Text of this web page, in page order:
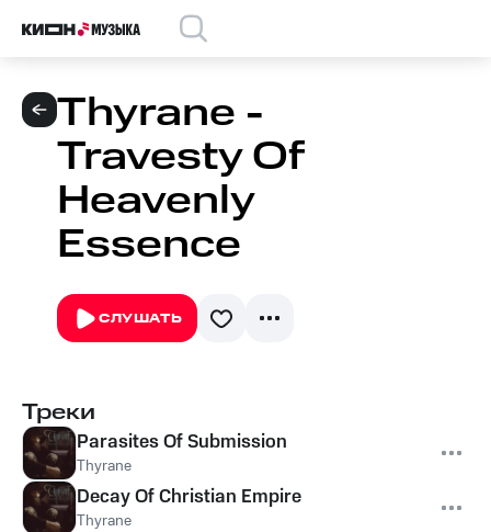
Thyrane -
Travesty Of
Heavenly
Essence
СЛУШАТЬ
Треки
Parasites Of Submission
Thyrane
Decay Of Christian Empire
Thyrane